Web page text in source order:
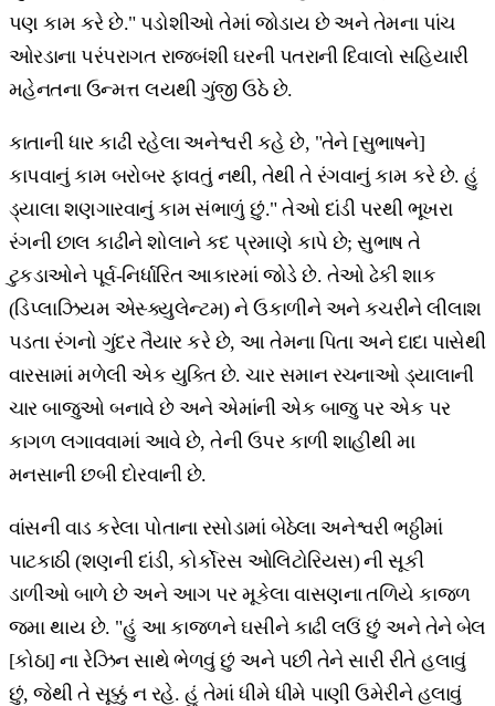
પણ કામ કરે છે." પડોશીઓ તેમાં જોડાય છે અને તેમના પાંચ
ઓરડાના પરંપરાગત રાજબંશી ઘરની પતરાની દિવાલો સહિયારી
મહેનતના ઉન્મત્ત લયથી ગુંજી ઉઠે છે.
કાતાની ધાર કાઢી રહેલા અનેશ્વરી કહે છે, "તેને [સુભાષને]
કાપવાનું કામ બરોબર ફાવતું નથી, તેથી તે રંગવાનું કામ કરે છે. હું
ડ્યાલા શણગારવાનું કામ સંભાળું છું." તેઓ દાંડી પરથી ભૂખરા
રંગની છાલ કાઢીને શોલાને કદ પ્રમાણે કાપે છે; સુભાષ તે
ટુકડાઓને પૂર્વ-નિર્ધારિત આકારમાં જોડે છે. તેઓ ઢેકી શાક
(ડિપ્લાઝિયમ એસ્ક્યુલેન્ટમ) ને ઉકાળીને અને કચરીને લીલાશ
પડતા રંગનો ગુંદર તૈયાર કરે છે, આ તેમના પિતા અને દાદા પાસેથી
વારસામાં મળેલી એક યુક્તિ છે. ચાર સમાન રચનાઓ ડ્યાલાની
ચાર બાજુઓ બનાવે છે અને એમાંની એક બાજુ પર એક પર
કાગળ લગાવવામાં આવે છે, તેની ઉપર કાળી શાહીથી મા
મનસાની છબી દોરવાની છે.
વાંસની વાડ કરેલા પોતાના રસોડામાં બેઠેલા અનેશ્વરી ભઠ્ઠીમાં
પાટકાઠી (શણની દાંડી, કોર્કોરસ ઓલિટોરિયસ) ની સૂકી
ડાળીઓ બાળે છે અને આગ પર મૂકેલા વાસણના તળિયે કાજળ
જમા થાય છે. "હું આ કાજળને ઘસીને કાઢી લઉં છું અને તેને બેલ
[કોઠા] ના રેઝિન સાથે ભેળવું છું અને પછી તેને સારી રીતે હલાવું
છું, જેથી તે સૂક્કું ન રહે. હું તેમાં ધીમે ધીમે પાણી ઉમેરીને હલાવું